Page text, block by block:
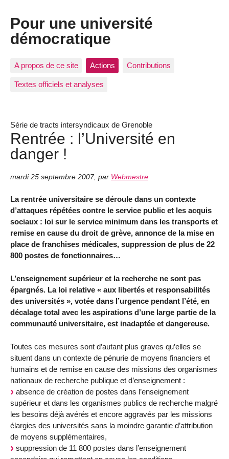
Pour une université
démocratique
A propos de ce site Actions Contributions
Textes officiels et analyses
Série de tracts intersyndicaux de Grenoble
Rentrée : l’Université en
danger !
mardi 25 septembre 2007, par Webmestre
La rentrée universitaire se déroule dans un contexte
d’attaques répétées contre le service public et les acquis
sociaux : loi sur le service minimum dans les transports et
remise en cause du droit de grève, annonce de la mise en
place de franchises médicales, suppression de plus de 22
800 postes de fonctionnaires…
L’enseignement supérieur et la recherche ne sont pas
épargnés. La loi relative « aux libertés et responsabilités
des universités », votée dans l’urgence pendant l’été, en
décalage total avec les aspirations d’une large partie de la
communauté universitaire, est inadaptée et dangereuse.
Toutes ces mesures sont d’autant plus graves qu’elles se
situent dans un contexte de pénurie de moyens financiers et
humains et de remise en cause des missions des organismes
nationaux de recherche publique et d’enseignement :
absence de création de postes dans l’enseignement
supérieur et dans les organismes publics de recherche malgré
les besoins déjà avérés et encore aggravés par les missions
élargies des universités sans la moindre garantie d’attribution
de moyens supplémentaires,
suppression de 11 800 postes dans l’enseignement